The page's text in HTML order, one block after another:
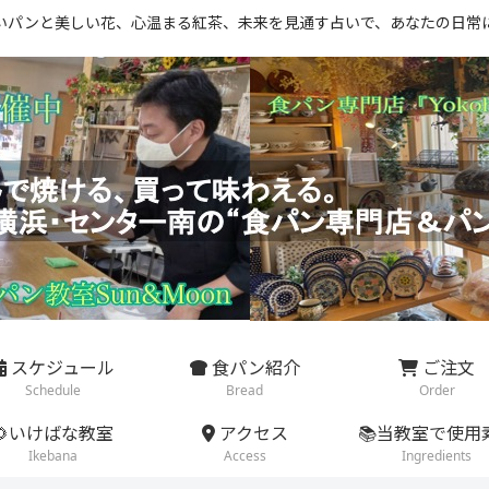
パンと美しい花、心温まる紅茶、未来を見通す占いで、あなたの日常
スケジュール
Schedule
食パン紹介
Bread
ご注文
Order
いけばな教室
Ikebana
アクセス
Access
📚当教室で使用
Ingredients